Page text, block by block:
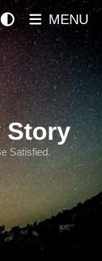
Story
Satisfied.
MENU